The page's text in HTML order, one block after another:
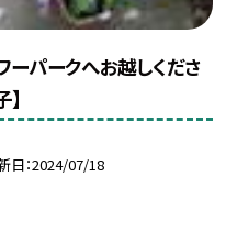
ーパークへお越しくださ
日 2024/07/18